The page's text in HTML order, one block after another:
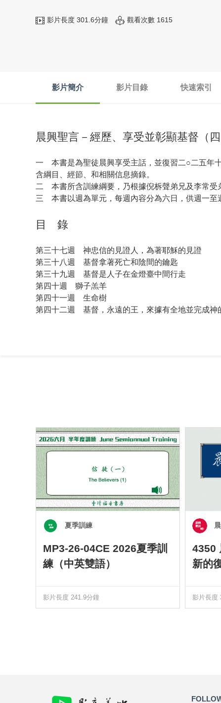
影片長度 301.6分鐘 觀看次數 1615
影片簡介 影片目錄 快速索引
晨興聖言－經歷、享受並彰顯基督（四
一 本書是為聖徒晨興享受主話，並復習二○二五年
含綱目、經節、和相關信息摘錄。
二 本書所含訓練綱要，乃根據倪柝聲弟兄及李常受
三 本書以週為單元，每週內容分為六日，供週一至
目 錄
第三十七週 神忠信的見證人，為著耶穌的見證
第三十八週 基督拿著死亡和陰間的鑰匙
第三十九週 基督是人子在金燈臺中間行走
第四十週 獅子羔羊
第四十一週 生命樹
第四十二週 基督，永遠的王，來據有全地並完成神
夏季訓練
MP3-26-04CE 2026夏季訓
練（中英雙語）
影片長度 241.9分鐘
4350
新的
影片長度